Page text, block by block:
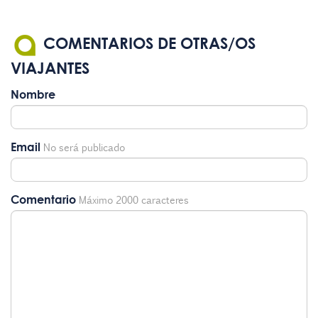
COMENTARIOS DE OTRAS/OS
VIAJANTES
Nombre
Email No será publicado
Comentario Máximo 2000 caracteres